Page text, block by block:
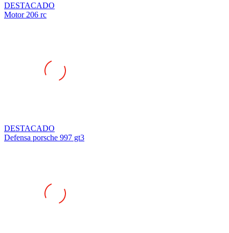
DESTACADO
Motor 206 rc
DESTACADO
Defensa porsche 997 gt3